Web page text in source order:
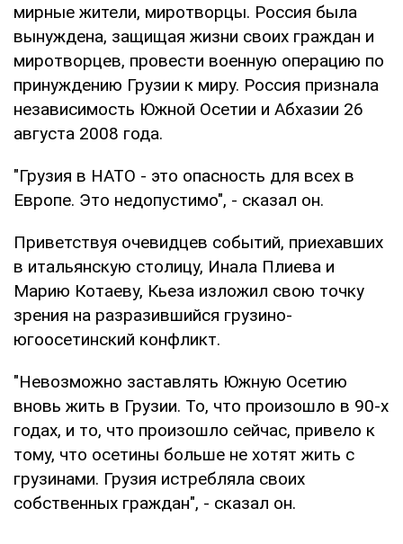
мирные жители, миротворцы. Россия была
вынуждена, защищая жизни своих граждан и
миротворцев, провести военную операцию по
принуждению Грузии к миру. Россия признала
независимость Южной Осетии и Абхазии 26
августа 2008 года.
"Грузия в НАТО - это опасность для всех в
Европе. Это недопустимо", - сказал он.
Приветствуя очевидцев событий, приехавших
в итальянскую столицу, Инала Плиева и
Марию Котаеву, Кьеза изложил свою точку
зрения на разразившийся грузино-
югоосетинский конфликт.
"Невозможно заставлять Южную Осетию
вновь жить в Грузии. То, что произошло в 90-х
годах, и то, что произошло сейчас, привело к
тому, что осетины больше не хотят жить с
грузинами. Грузия истребляла своих
собственных граждан", - сказал он.